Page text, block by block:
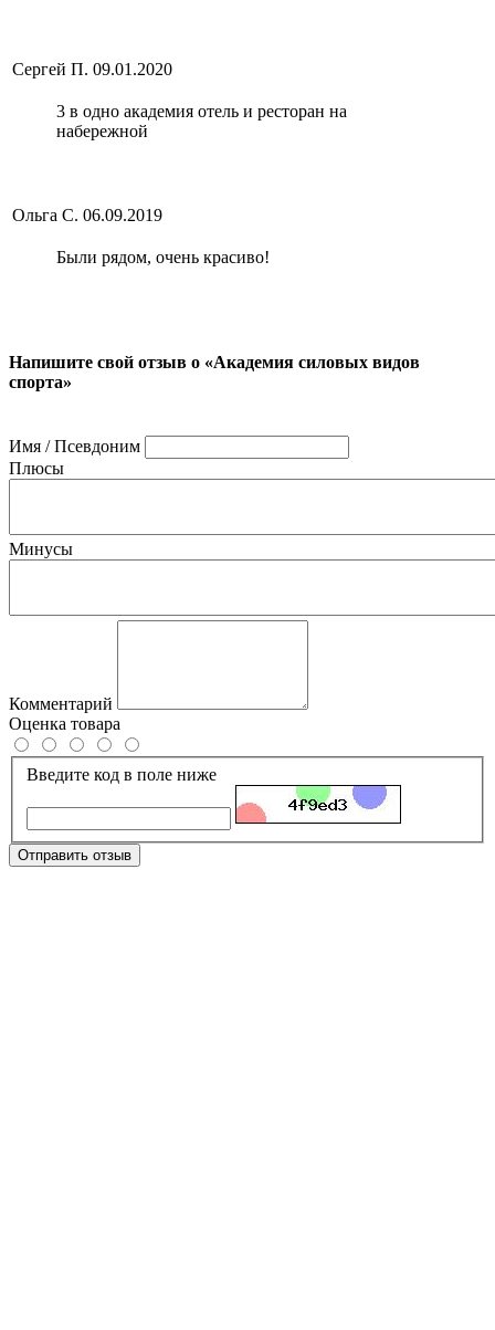
Сергей П. 09.01.2020
3 в одно академия отель и ресторан на
набережной
Ольга С. 06.09.2019
Были рядом, очень красиво!
Напишите свой отзыв о «Академия силовых видов
спорта»
Имя / Псевдоним
Плюсы
Минусы
Комментарий
Оценка товара
Введите код в поле ниже
Отправить отзыв